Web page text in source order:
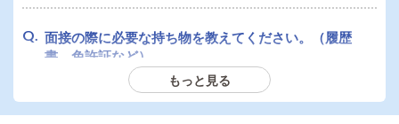
面接の際に必要な持ち物を教えてください。（履歴
書、免許証など）
身分証と履歴書をご持参ください。
もっと見る